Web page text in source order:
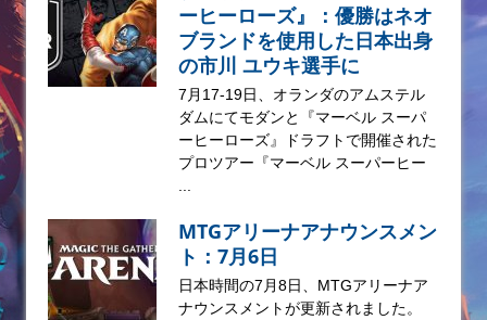
ーヒーローズ』：優勝はネオ
ブランドを使用した日本出身
の市川 ユウキ選手に
7月17-19日、オランダのアムステル
ダムにてモダンと『マーベル スーパ
ーヒーローズ』ドラフトで開催された
プロツアー『マーベル スーパーヒー
MTGアリーナアナウンスメン
ト：7月6日
日本時間の7月8日、MTGアリーナア
ナウンスメントが更新されました。